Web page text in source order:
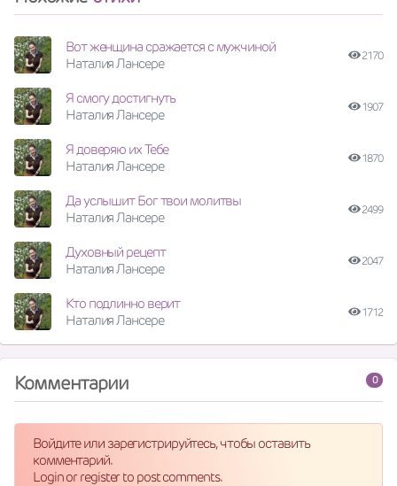
Вот женщина сражается с мужчиной
Наталия Лансере
2170
Я смогу достигнуть
Наталия Лансере
1907
Я доверяю их Тебе
Наталия Лансере
1870
Да услышит Бог твои молитвы
Наталия Лансере
2499
Духовный рецепт
Наталия Лансере
2047
Кто подлинно верит
Наталия Лансере
1712
0
Комментарии
Войдите или зарегистрируйтесь, чтобы оставить
комментарий.
Login or register to post comments.